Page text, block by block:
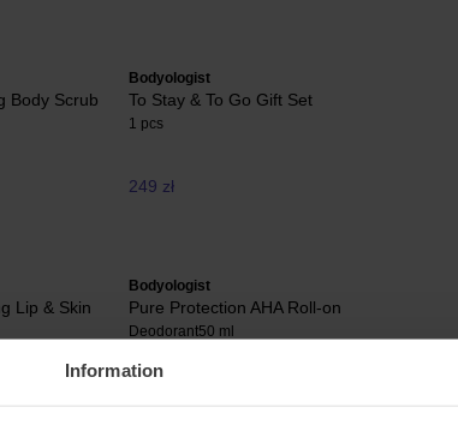
Information
Body Scrub
Bodyologist
To Stay & To Go Gift Set
1 pcs
249 zł
Lip & Skin
Bodyologist
Pure Protection AHA Roll-on
Deodorant50 ml